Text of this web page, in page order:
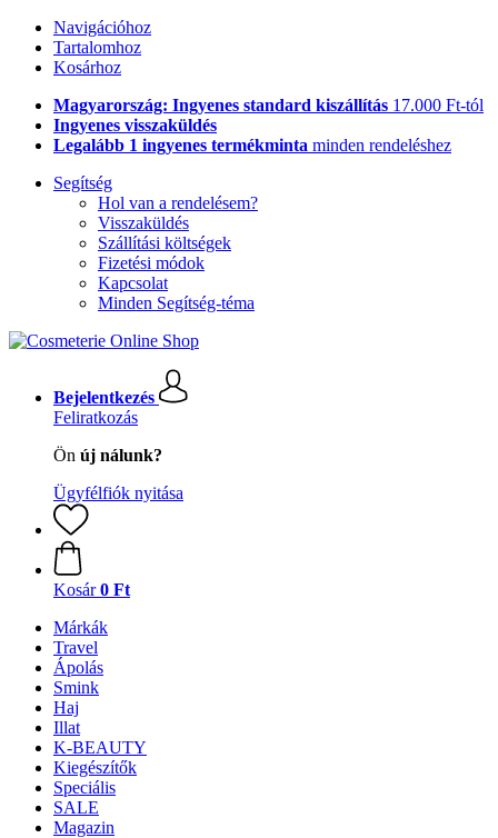
Navigációhoz
Tartalomhoz
Kosárhoz
Magyarország: Ingyenes standard kiszállítás 17.000 Ft-tól
Ingyenes visszaküldés
Legalább 1 ingyenes termékminta minden rendeléshez
Segítség
Hol van a rendelésem?
Visszaküldés
Szállítási költségek
Fizetési módok
Kapcsolat
Minden Segítség-téma
Bejelentkezés
Feliratkozás
Ön új nálunk?
Ügyfélfiók nyitása
Kosár 0 Ft
Márkák
Travel
Ápolás
Smink
Haj
Illat
K-BEAUTY
Kiegészítők
Speciális
SALE
Magazin